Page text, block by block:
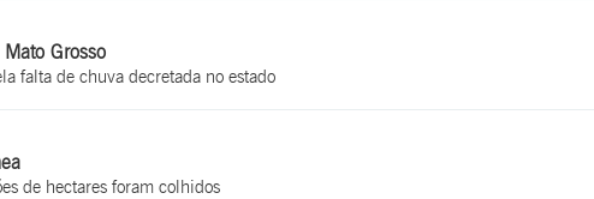
Grosso
falta de chuva decretada no estado
de hectares foram colhidos